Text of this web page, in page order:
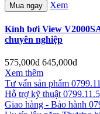
Mua ngay Xem
Kính bơi View
chuyên nghiệp
575,000đ 645,000đ
Xem thêm
Tư vấn sản phẩm
Hỗ trợ kỹ thuật
Giao hàng - Bảo hành